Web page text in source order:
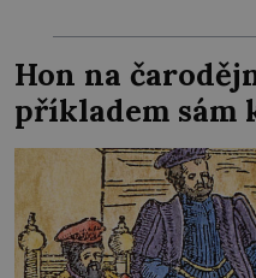
bude syn,“ říká si v
Ne. 8. července 1313
která dostává jméno
Hon na
příkladem sám